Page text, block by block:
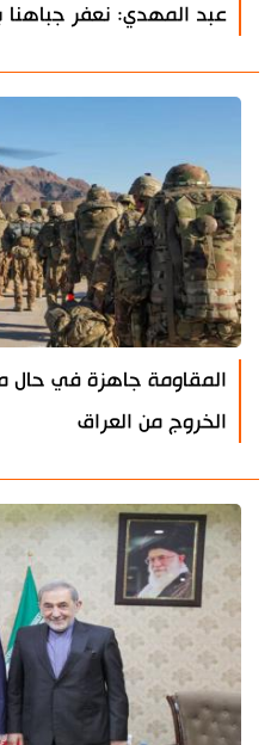
عبد المهدي: نعفر جباهنا
المقاومة جاهزة في حال
الخروج من العراق